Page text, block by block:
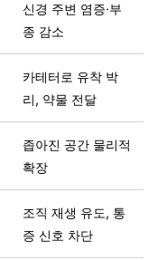
신경 주변 염증·부
종 감소
카테터로 유착 박
리, 약물 전달
좁아진 공간 물리적
확장
조직 재생 유도, 통
증 신호 차단